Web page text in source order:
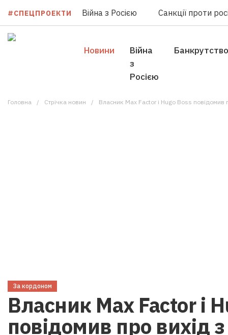
#СПЕЦПРОЕКТИ Війна з Росією Санкції проти
Новини
Війна
з
Росією
Банкрутство
Головна Стрічка новин Власник Max Factor і Hugo Boss повідомив
За кордоном
Власник Max Factor і
повідомив про вихід з